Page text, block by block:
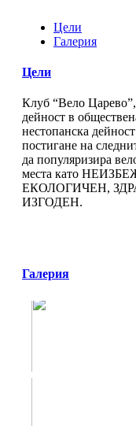
Цели
Галерия
Цели
Клуб “Вело
дейност в
нестопанска
постигане на
да популяризира
места като
ЕКОЛОГИЧЕН,
ИЗГОДЕН.
Галерия